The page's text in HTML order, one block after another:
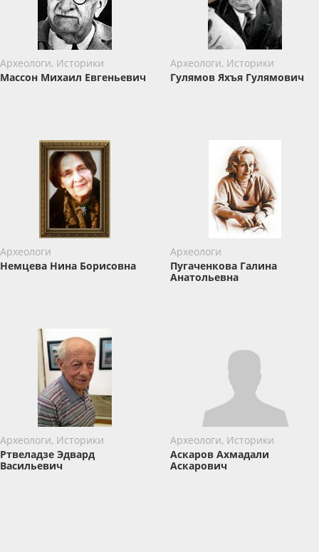
Археологи, Историки
Массон Михаил Евгеньевич
Археологи, Историки
Гулямов Яхъя Гулямович
Археологи
Немцева Нина Борисовна
Археологи
Пугаченкова Галина
Анатольевна
Археологи, Историки
Ртвеладзе Эдвард
Васильевич
Археологи, Историки
Аскаров Ахмадали
Аскарович